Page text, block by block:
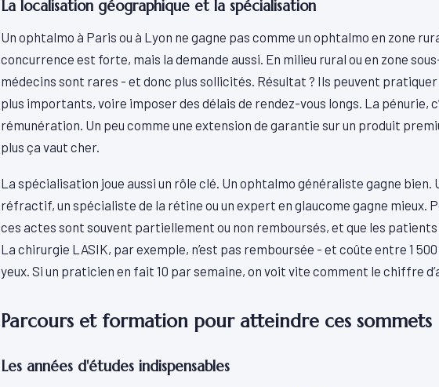
La localisation géographique et la spécialisation
Un ophtalmo à Paris ou à Lyon ne gagne pas comme un ophtalmo en zone
concurrence est forte, mais la demande aussi. En milieu rural ou en zone
médecins sont rares - et donc plus sollicités. Résultat ? Ils peuvent
plus importants, voire imposer des délais de rendez-vous longs. La pénurie,
rémunération. Un peu comme une extension de garantie sur un produit
plus ça vaut cher.
La spécialisation joue aussi un rôle clé. Un ophtalmo généraliste gagne bien.
réfractif, un spécialiste de la rétine ou un expert en glaucome gagne mieux.
ces actes sont souvent partiellement ou non remboursés, et que les
La chirurgie LASIK, par exemple, n’est pas remboursée - et coûte entre 1
yeux. Si un praticien en fait 10 par semaine, on voit vite comment le chiffre
Parcours et formation pour atteindre ces sommets
Les années d'études indispensables